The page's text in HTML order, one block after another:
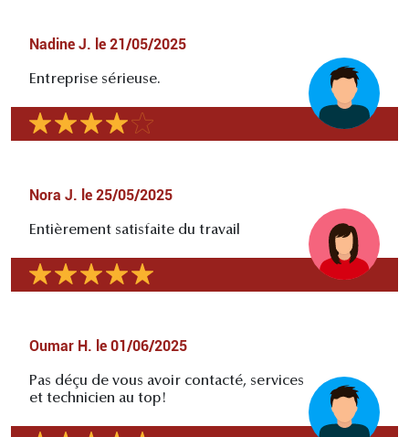
Nadine J. le 21/05/2025
Entreprise sérieuse.
Nora J. le 25/05/2025
Entièrement satisfaite du travail
Oumar H. le 01/06/2025
Pas déçu de vous avoir contacté, services
et technicien au top!